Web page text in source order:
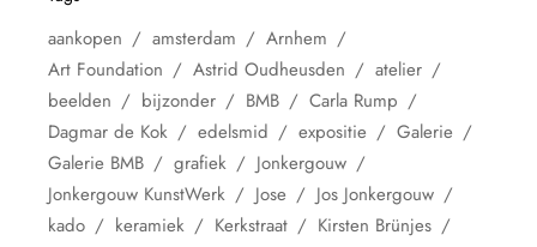
aankopen amsterdam
Arnhem
Art Foundation
Astrid Oudheusden
atelier
beelden
bijzonder BMB
Carla Rump
Dagmar de Kok
edelsmid expositie
Galerie
Galerie BMB
grafiek
Jonkergouw
Jonkergouw KunstWerk
Jose
Jos Jonkergouw
kado
keramiek Kerkstraat
Kirsten Brünjes